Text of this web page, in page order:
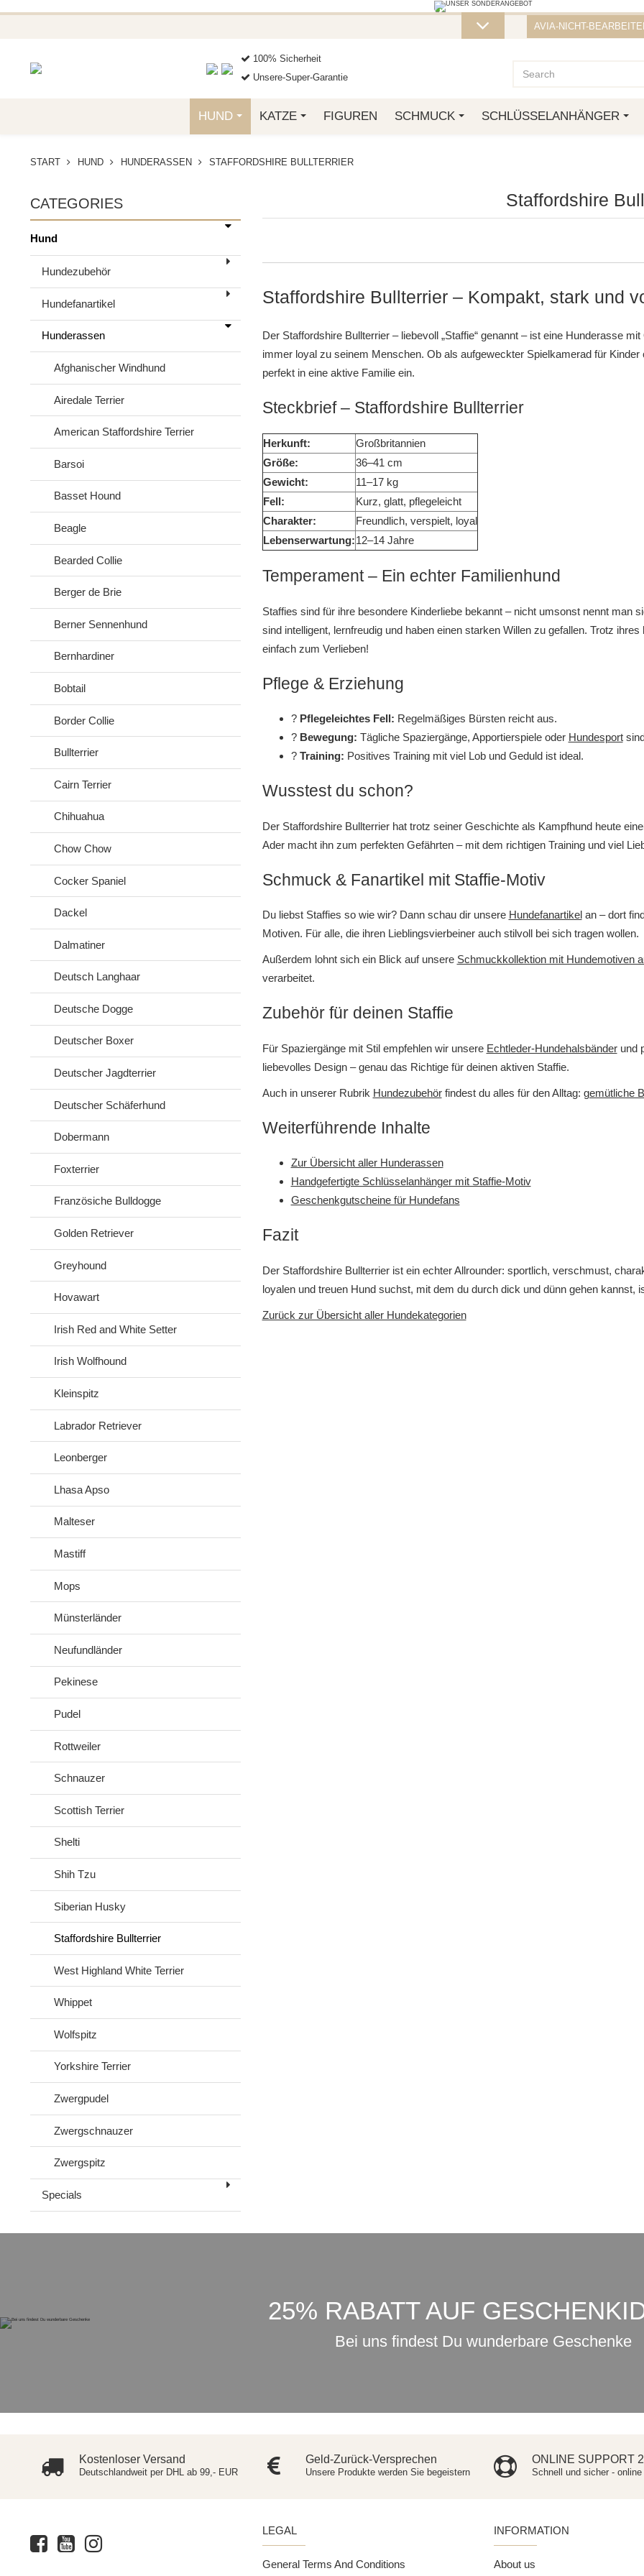
BEI EINER BESTELLUNG VON ÜBER 50 € ERHALTEN
GREIFEN SIE JETZT ZU, SO LANGE DER VORRAT REICHT! DIE AKTION GILT BIS
AVIA-NICHT-
100% Sicherheit
Unsere-Super-Garantie
HUND KATZE FIGUREN SCHMUCK SCHLÜSSELANHÄNGER
START HUND HUNDERASSEN STAFFORDSHIRE BULLTERRIER
Staffordshire
Staffordshire Bullterrier – Kompakt, stark und
Der Staffordshire Bullterrier – liebevoll „Staffie“ genannt – ist eine Hunderasse
immer loyal zu seinem Menschen. Ob als aufgeweckter Spielkamerad für
perfekt in eine aktive Familie ein.
Steckbrief – Staffordshire Bullterrier
Herkunft:
Großbritannien
Größe:
36–41 cm
Gewicht:
11–17 kg
Fell:
Kurz, glatt, pflegeleicht
Charakter:
Freundlich, verspielt, loyal
Lebenserwartung:12–14 Jahre
Temperament – Ein echter Familienhund
Staffies sind für ihre besondere Kinderliebe bekannt – nicht umsonst nennt man
sind intelligent, lernfreudig und haben einen starken Willen zu gefallen. Trotz
einfach zum Verlieben!
Pflege & Erziehung
? Pflegeleichtes Fell: Regelmäßiges Bürsten reicht aus.
? Bewegung: Tägliche Spaziergänge, Apportierspiele oder Hundesport
? Training: Positives Training mit viel Lob und Geduld ist ideal.
Wusstest du schon?
Der Staffordshire Bullterrier hat trotz seiner Geschichte als Kampfhund heute
Ader macht ihn zum perfekten Gefährten – mit dem richtigen Training und viel
Schmuck & Fanartikel mit Staffie-Motiv
Du liebst Staffies so wie wir? Dann schau dir unsere Hundefanartikelan – dort
Motiven. Für alle, die ihren Lieblingsvierbeiner auch stilvoll bei sich tragen wollen.
Außerdem lohnt sich ein Blick auf unsere Schmuckkollektion mit Hundemotiven
verarbeitet.
Zubehör für deinen Staffie
Für Spaziergänge mit Stil empfehlen wir unsere Echtleder-Hundehalsbänderund
liebevolles Design – genau das Richtige für deinen aktiven Staffie.
Auch in unserer Rubrik Hundezubehörfindest du alles für den Alltag: gemütliche
Weiterführende Inhalte
Zur Übersicht aller Hunderassen
Handgefertigte Schlüsselanhänger mit Staffie-Motiv
Geschenkgutscheine für Hundefans
Fazit
Der Staffordshire Bullterrier ist ein echter Allrounder: sportlich, verschmust,
loyalen und treuen Hund suchst, mit dem du durch dick und dünn gehen kannst,
Zurück zur Übersicht aller Hundekategorien
CATEGORIES
Hund
Hundezubehör
Hundefanartikel
Hunderassen
Afghanischer Windhund
Airedale Terrier
American Staffordshire Terrier
Barsoi
Basset Hound
Beagle
Bearded Collie
Berger de Brie
Berner Sennenhund
Bernhardiner
Bobtail
Border Collie
Bullterrier
Cairn Terrier
Chihuahua
Chow Chow
Cocker Spaniel
Dackel
Dalmatiner
Deutsch Langhaar
Deutsche Dogge
Deutscher Boxer
Deutscher Jagdterrier
Deutscher Schäferhund
Dobermann
Foxterrier
Französiche Bulldogge
Golden Retriever
Greyhound
Hovawart
Irish Red and White Setter
Irish Wolfhound
Kleinspitz
Labrador Retriever
Leonberger
Lhasa Apso
Malteser
Mastiff
Mops
Münsterländer
Neufundländer
Pekinese
Pudel
Rottweiler
Schnauzer
Scottish Terrier
Shelti
Shih Tzu
Siberian Husky
Staffordshire Bullterrier
West Highland White Terrier
Whippet
Wolfspitz
Yorkshire Terrier
Zwergpudel
Zwergschnauzer
Zwergspitz
Specials
25% RABATT AUF
Bei uns findest Du wunderbare Geschenke
Kostenloser Versand
Deutschlandweit per DHL ab 99,- EUR
Geld-Zurück-Versprechen
Unsere Produkte werden Sie begeistern
ONLINE SUPPORT
Schnell und sicher - online
LEGAL
General Terms And Conditions
INFORMATION
About us